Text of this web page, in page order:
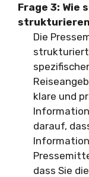
Frage 3: Wie
Die
strukturiert
klare und
darauf,
dass Sie